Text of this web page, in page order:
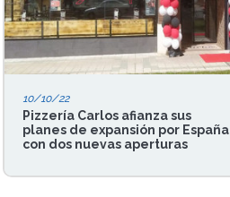
10/10/22
Pizzería Carlos afianza sus
planes de expansión por España
con dos nuevas aperturas